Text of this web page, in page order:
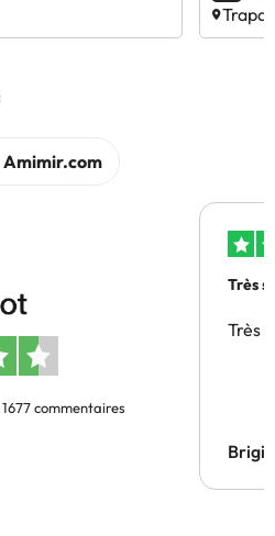
Amimir.com
commentaires
Très
Très